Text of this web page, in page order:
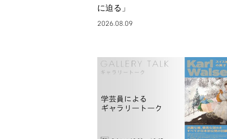
に迫る」
2026.08.09